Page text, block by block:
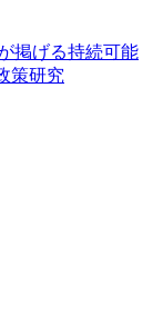
掲げる持続可能
策研究